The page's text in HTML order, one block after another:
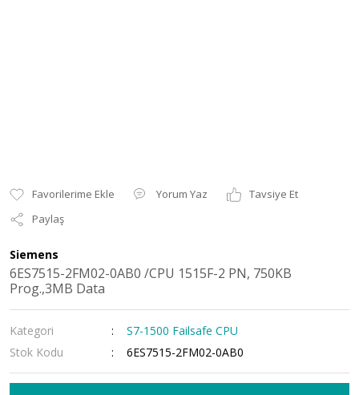
Yorum Yaz
Tavsiye Et
Paylaş
Siemens
6ES7515-2FM02-0AB0 /CPU 1515F-2 PN, 750KB
Prog.,3MB Data
Kategori
S7-1500 Failsafe CPU
Stok Kodu
6ES7515-2FM02-0AB0